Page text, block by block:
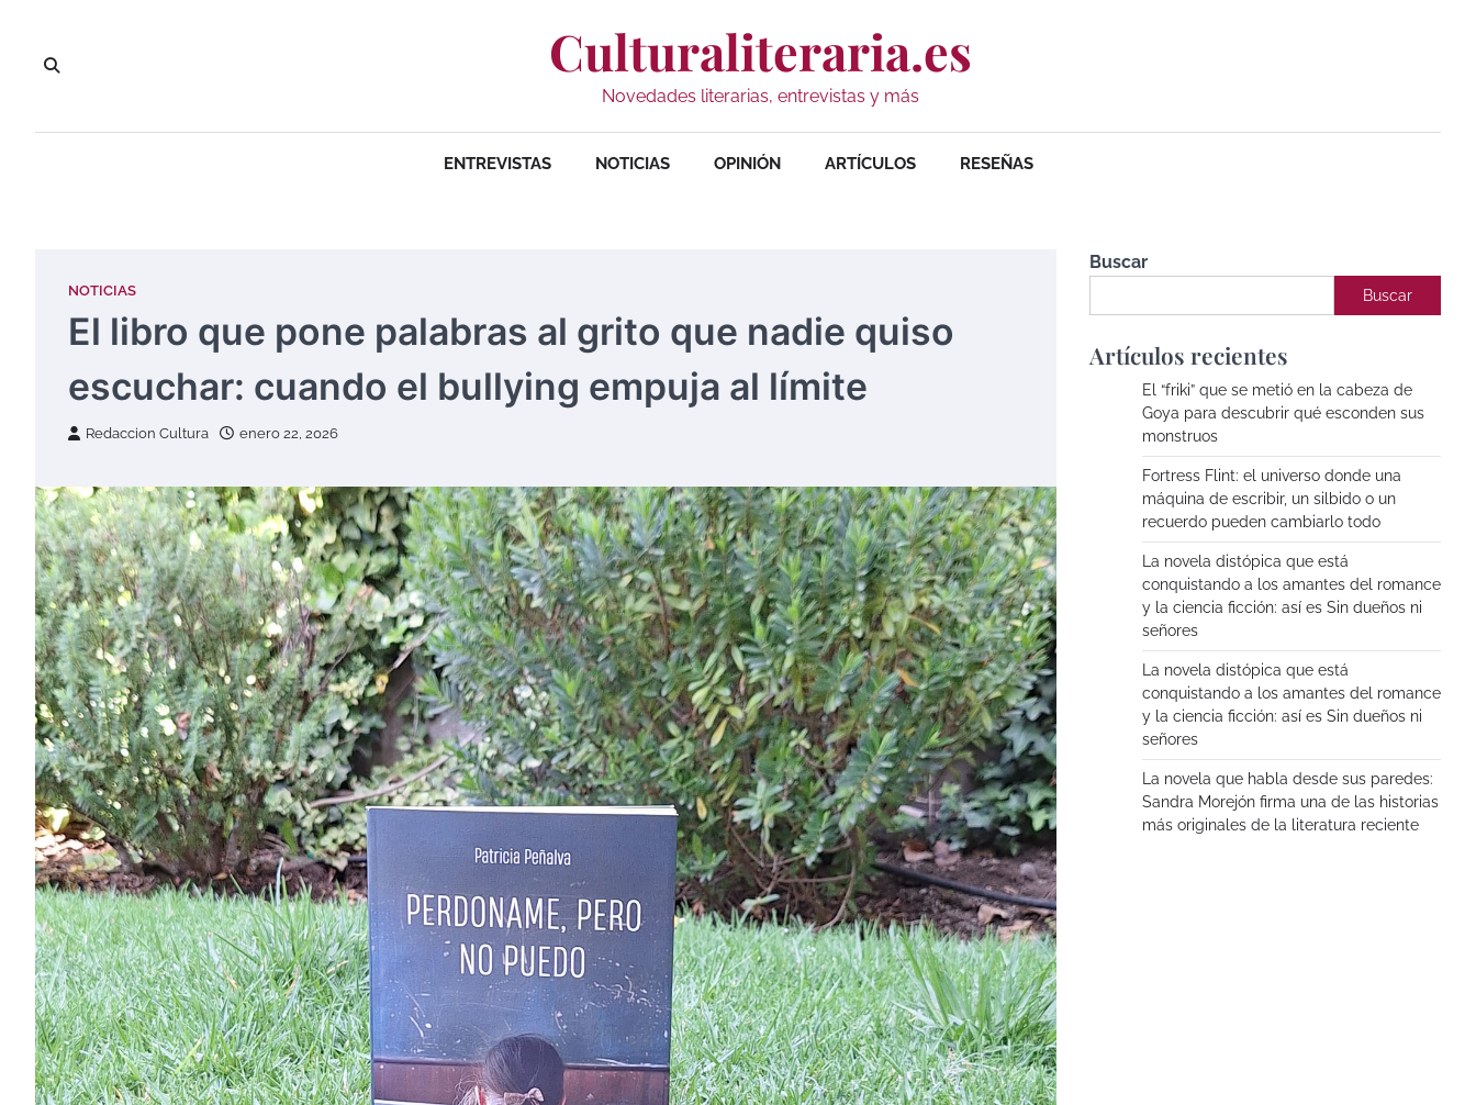
contenido
Culturaliteraria.es
Novedades literarias, entrevistas y más
ENTREVISTAS NOTICIAS OPINIÓN ARTÍCULOS RESEÑAS
NOTICIAS
El libro que pone palabras al grito que nadie quiso
escuchar: cuando el bullying empuja al límite
Redaccion Cultura enero 22, 2026
Buscar
Buscar
Artículos recientes
El “friki” que se metió en la cabeza de
Goya para descubrir qué esconden sus
monstruos
Fortress Flint: el universo donde una
máquina de escribir, un silbido o un
recuerdo pueden cambiarlo todo
La novela distópica que está
conquistando a los amantes del romance
y la ciencia ficción: así es Sin dueños ni
señores
La novela distópica que está
conquistando a los amantes del romance
y la ciencia ficción: así es Sin dueños ni
señores
La novela que habla desde sus paredes:
Sandra Morejón firma una de las historias
más originales de la literatura reciente